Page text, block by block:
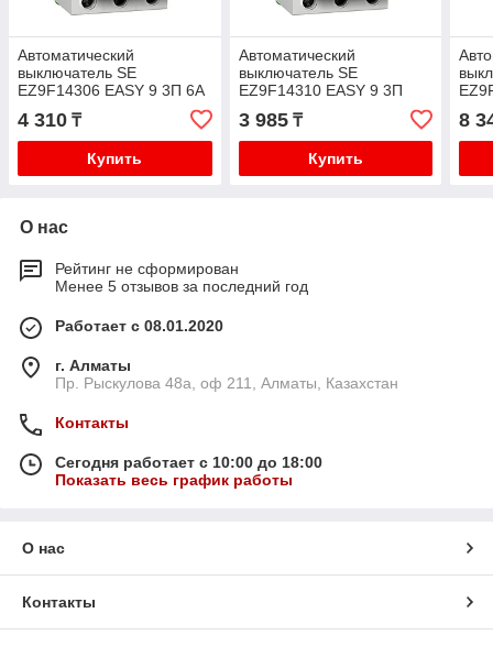
Автоматический
выключатель SE
EZ9F14306 EASY 9 3П 6A
B 4.5кА 400В
4 310 ₸
Купить
Автоматический
выключатель SE
EZ9F14310 EASY 9 3П
10A B 4.5кА 400В
3 985₸
Купить
8
О нас
Рейтинг не сформирован
Менее 5 отзывов за последний год
Работает с 08.01.2020
г. Алматы
Пр. Рыскулова 48а, оф 211, Алматы, Казахстан
Контакты
Сегодня работает с 10:00 до 18:00
Показать весь график работы
О нас
Контакты